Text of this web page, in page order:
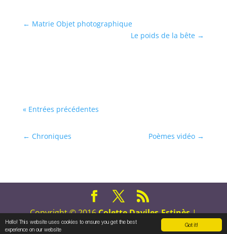
Got it!
Hello! This website uses cookies to ensure you get the best
experience on our website
← Matrie Objet photographique
Le poids de la bête →
« Entrées précédentes
← Chroniques Poèmes vidéo →
Copyright © 2016Colette Daviles-Estinès|
Tous droits réservés